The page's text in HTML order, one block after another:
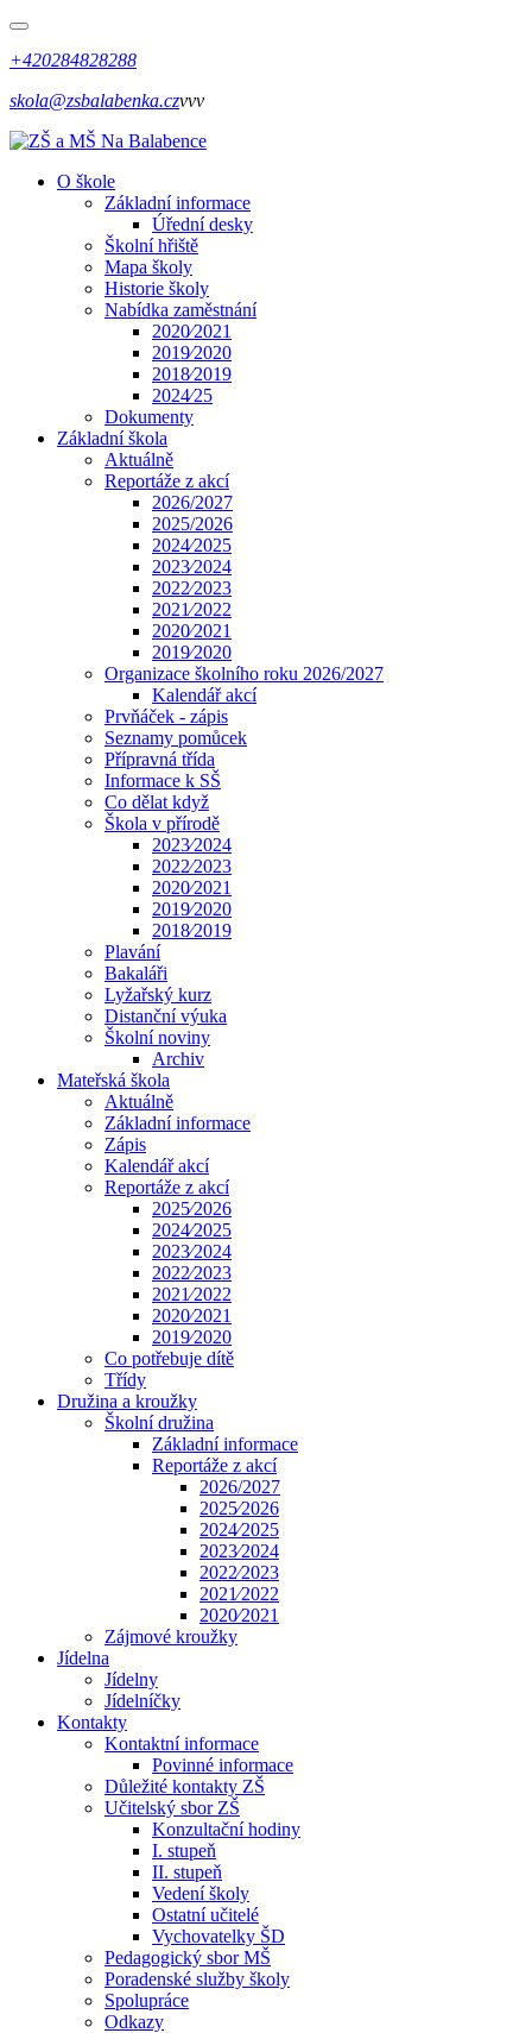
+420284828288
skola@zsbalabenka.czvvv
O škole
Základní informace
Úřední desky
Školní hřiště
Mapa školy
Historie školy
Nabídka zaměstnání
2020⁄2021
2019⁄2020
2018⁄2019
2024⁄25
Dokumenty
Základní škola
Aktuálně
Reportáže z akcí
2026/2027
2025/2026
2024⁄2025
2023⁄2024
2022⁄2023
2021⁄2022
2020⁄2021
2019⁄2020
Organizace školního roku 2026/2027
Kalendář akcí
Prvňáček - zápis
Seznamy pomůcek
Přípravná třída
Informace k SŠ
Co dělat když
Škola v přírodě
2023⁄2024
2022⁄2023
2020⁄2021
2019⁄2020
2018⁄2019
Plavání
Bakaláři
Lyžařský kurz
Distanční výuka
Školní noviny
Archiv
Mateřská škola
Aktuálně
Základní informace
Zápis
Kalendář akcí
Reportáže z akcí
2025⁄2026
2024⁄2025
2023⁄2024
2022⁄2023
2021⁄2022
2020⁄2021
2019⁄2020
Co potřebuje dítě
Třídy
Družina a kroužky
Školní družina
Základní informace
Reportáže z akcí
2026/2027
2025⁄2026
2024⁄2025
2023⁄2024
2022⁄2023
2021⁄2022
2020⁄2021
Zájmové kroužky
Jídelna
Jídelny
Jídelníčky
Kontakty
Kontaktní informace
Povinné informace
Důležité kontakty ZŠ
Učitelský sbor ZŠ
Konzultační hodiny
I. stupeň
II. stupeň
Vedení školy
Ostatní učitelé
Vychovatelky ŠD
Pedagogický sbor MŠ
Poradenské služby školy
Spolupráce
Odkazy